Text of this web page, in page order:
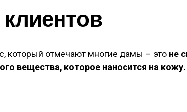
который отмечают многие дамы – это не
вещества, которое наносится на кожу.